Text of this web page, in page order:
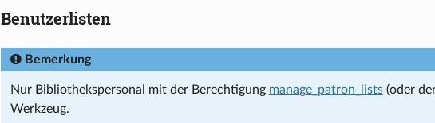
Benutzerlisten
Bemerkung
Nur Bibliothekspersonal mit der Berechtigung manage_patron_lists(oder
Werkzeug.